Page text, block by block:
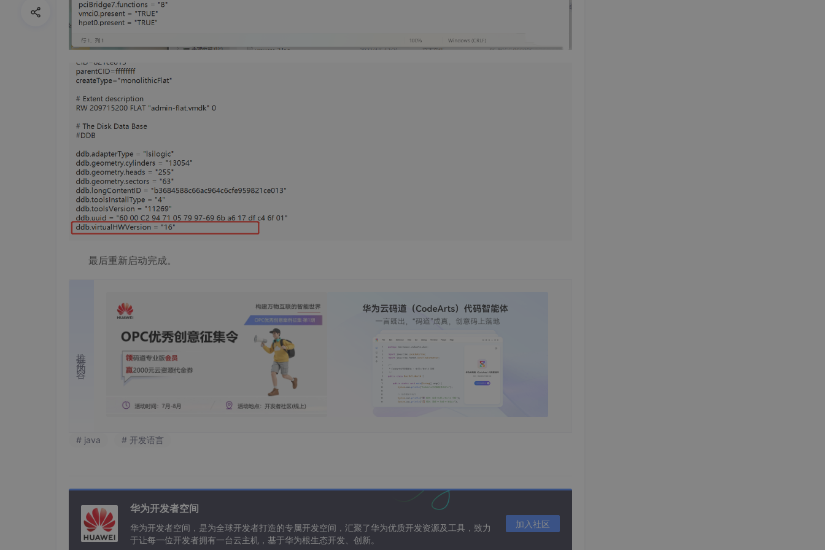
最后重新启动完成。
推荐内容
# java # 开发语言
华为开发者空间
华为开发者空间，是为全球开发者打造的专属开发空间，汇聚了华为优质开发资源及工具，致力
于让每一位开发者拥有一台云主机，基于华为根生态开发、创新。
加入社区